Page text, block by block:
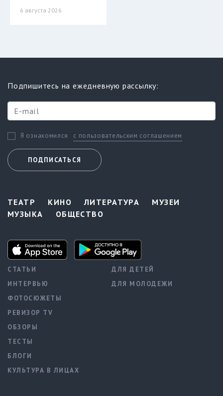
6 августа 2026
Подпишитесь на ежедневную рассылку:
Я ознакомился с пользовательским соглашением
ПОДПИСАТЬСЯ
ТЕАТР КИНО ЛИТЕРАТУРА
МУЗЕИ
МУЗЫКА
ОБЩЕСТВО
СТАТЬИ
ИНТЕРВЬЮ
ФОТОСЮЖЕТЫ
РЕВИЗОР TV
ОБЗОРЫ
ТЕСТЫ
БЛОГИ
КУЛЬТУРА В ЛИЦАХ
ДЛЯ ДЕТЕЙ
ДЛЯ МОЛОДЕЖИ